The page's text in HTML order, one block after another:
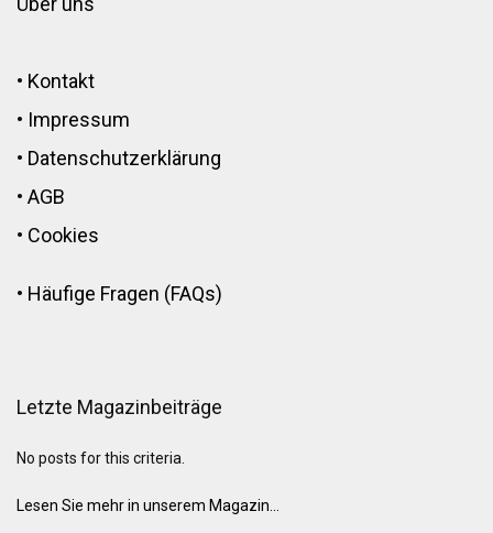
• Kontakt
• Impressum
• Datenschutzerklärung
• AGB
• Cookies
• Häufige Fragen (FAQs)
Letzte Magazinbeiträge
No posts for this criteria.
Lesen Sie mehr in unserem Magazin...